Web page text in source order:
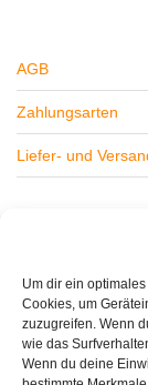
Um dir ein
Cookies, um
zuzugreifen. Wenn
wie das
Wenn du deine
AGB
Zahlungsarten
Liefer- und
Datenschutz
Impressum